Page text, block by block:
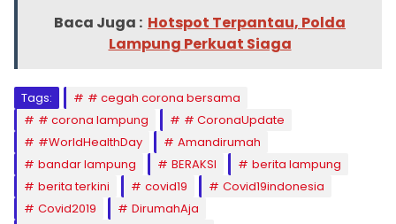
Baca Juga : Hotspot Terpantau, Polda
Lampung Perkuat Siaga
Tags:
# cegah corona bersama
# corona lampung
# CoronaUpdate
#WorldHealthDay
Amandirumah
bandar lampung
BERAKSI
berita lampung
berita terkini
covid19
Covid19indonesia
Covid2019
DirumahAja